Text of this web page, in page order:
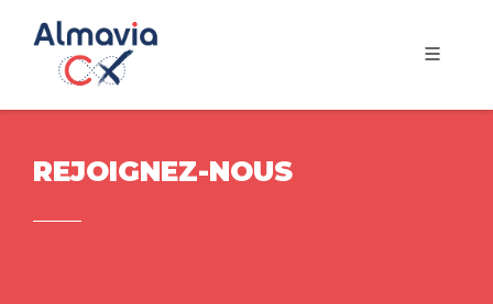
REJOIGNEZ-NOUS